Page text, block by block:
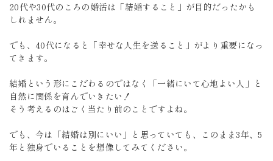
20代や30代のころの婚活は「結婚すること」が目的だったかも
しれません。
でも、40代になると「幸せな人生を送ること」がより重要になっ
てきます。
結婚という形にこだわるのではなく「一緒にいて心地よい人」と
自然に関係を育んでいきたい！
そう考えるのはごく当たり前のことですよね。
でも、今は「結婚は別にいい」と思っていても、このまま3年、5
年と独身でいることを想像してみてください。